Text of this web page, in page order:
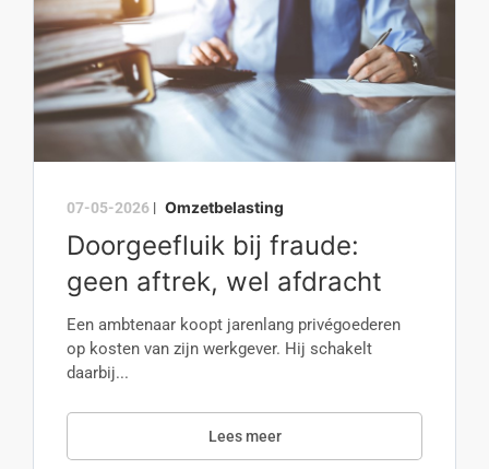
07-05-2026 | Omzetbelasting
Doorgeefluik bij fraude:
geen aftrek, wel afdracht
Een ambtenaar koopt jarenlang privégoederen
op kosten van zijn werkgever. Hij schakelt
daarbij...
Lees meer